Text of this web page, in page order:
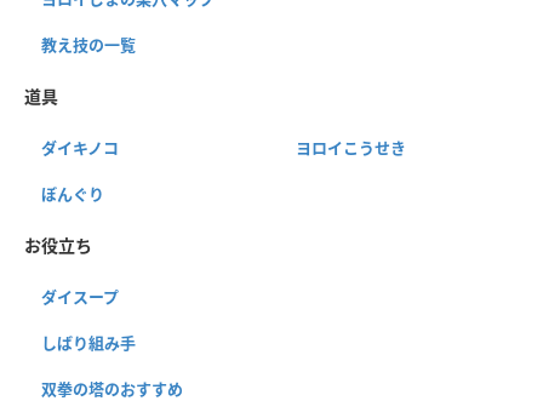
教え技の一覧
道具
ダイキノコ ヨロイこうせき
ぼんぐり
お役立ち
ダイスープ
しばり組み手
双拳の塔のおすすめ